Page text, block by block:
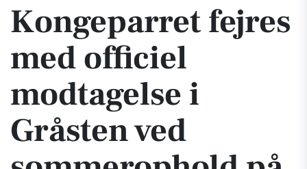
Kongeparret fejres
med officiel
modtagelse i
Gråsten ved